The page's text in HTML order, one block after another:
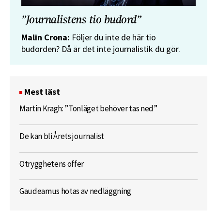
”Journalistens tio budord”
Malin Crona: Följer du inte de här tio
budorden? Då är det inte journalistik du gör.
Mest läst
Martin Kragh: ”Tonläget behöver tas ned”
De kan bli Årets journalist
Otrygghetens offer
Gaudeamus hotas av nedläggning